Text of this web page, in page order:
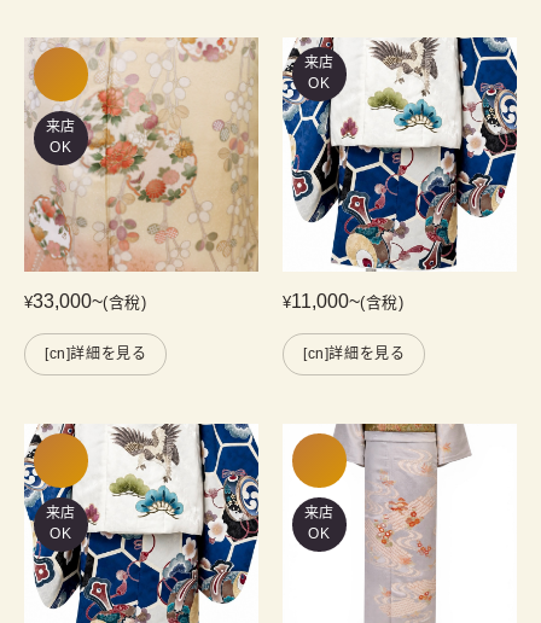
来店
OK
¥33,000~(含稅)
[cn]詳細を見る
来店
OK
¥11,000~(含稅)
[cn]詳細を見る
来店
OK
来店
OK